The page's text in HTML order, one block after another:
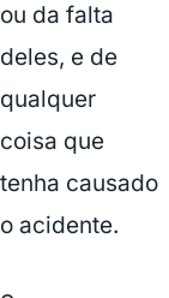
ou da falta
deles, e de
qualquer
coisa que
tenha causado
o acidente.